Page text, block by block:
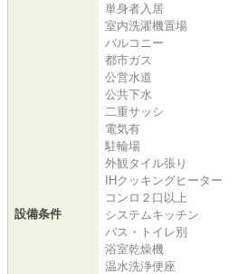
設備条件
単身者入居
室内洗濯機置場
バルコニー
都市ガス
公営水道
公共下水
二重サッシ
電気有
駐輪場
外観タイル張り
IHクッキングヒーター
コンロ２口以上
システムキッチン
バス・トイレ別
浴室乾燥機
温水洗浄便座